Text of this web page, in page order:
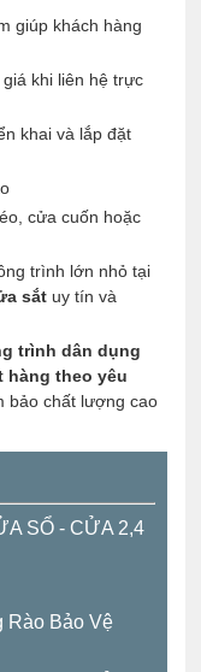
giúp khách hàng
khi liên hệ trực
khai và lắp đặt
cửa cuốn hoặc
trình lớn nhỏ tại
sắt uy tín và
trình dân dụng
hàng theo yêu
bảo chất lượng cao
SỔ - CỬA 2,4
Rào Bảo Vệ